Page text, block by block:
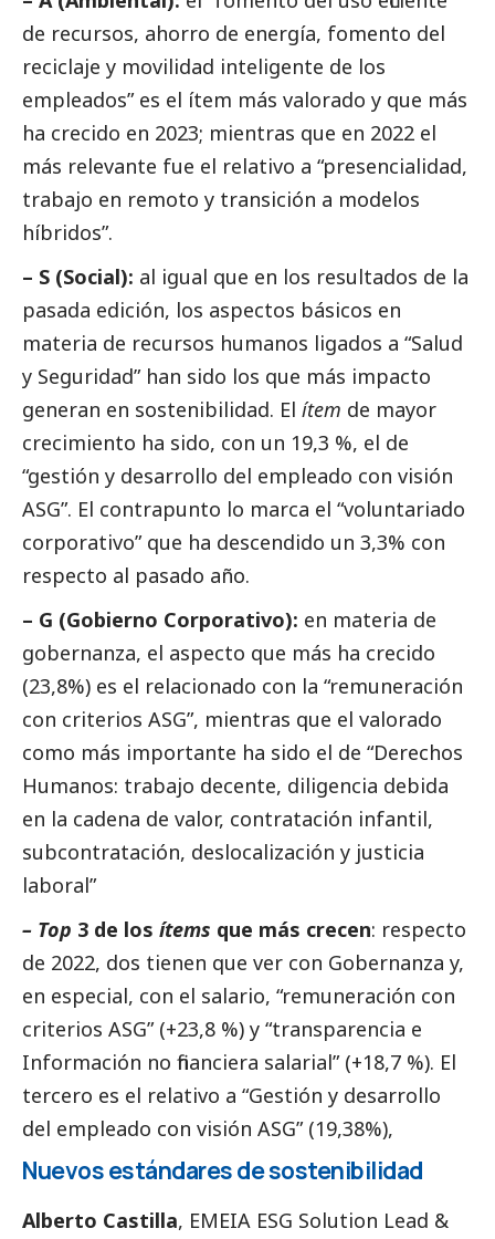
de recursos, ahorro de energía, fomento del
reciclaje y movilidad inteligente de los
empleados” es el ítem más valorado y que más
ha crecido en 2023; mientras que en 2022 el
más relevante fue el relativo a “presencialidad,
trabajo en remoto y transición a modelos
híbridos”.
– S (Social): al igual que en los resultados de la
pasada edición, los aspectos básicos en
materia de recursos humanos ligados a “Salud
y Seguridad” han sido los que más impacto
generan en sostenibilidad. El ítem de mayor
crecimiento ha sido, con un 19,3 %, el de
“gestión y desarrollo del empleado con visión
ASG”. El contrapunto lo marca el “voluntariado
corporativo” que ha descendido un 3,3% con
respecto al pasado año.
– G (Gobierno Corporativo): en materia de
gobernanza, el aspecto que más ha crecido
(23,8%) es el relacionado con la “remuneración
con criterios ASG”, mientras que el valorado
como más importante ha sido el de “Derechos
Humanos: trabajo decente, diligencia debida
en la cadena de valor, contratación infantil,
subcontratación, deslocalización y justicia
laboral”
– Top 3 de los ítems que más crecen: respecto
de 2022, dos tienen que ver con Gobernanza y,
en especial, con el salario, “remuneración con
criterios ASG” (+23,8 %) y “transparencia e
Información no financiera salarial” (+18,7 %). El
tercero es el relativo a “Gestión y desarrollo
del empleado con visión ASG” (19,38%),
Nuevos estándares de sostenibilidad
Alberto Castilla, EMEIA ESG Solution Lead &